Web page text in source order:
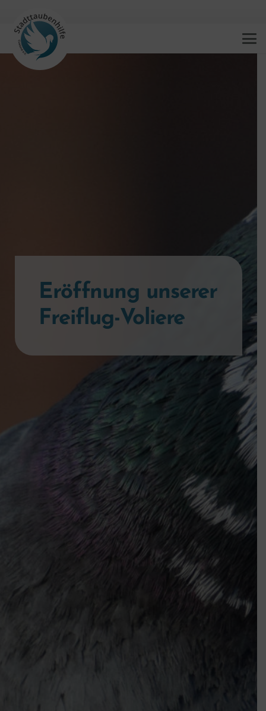
Eröffnung unserer
Freiflug-Voliere